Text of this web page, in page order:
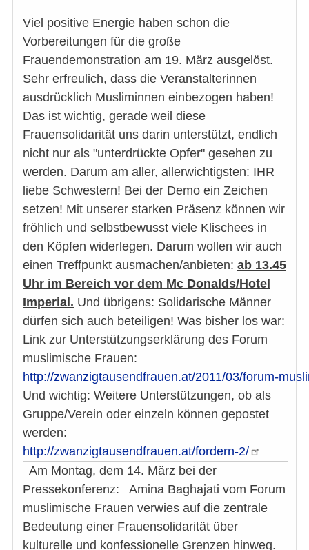
Viel positive Energie haben schon die
Vorbereitungen für die große
Frauendemonstration am 19. März ausgelöst.
Sehr erfreulich, dass die Veranstalterinnen
ausdrücklich Musliminnen einbezogen haben!
Das ist wichtig, gerade weil diese
Frauensolidarität uns darin unterstützt, endlich
nicht nur als "unterdrückte Opfer" gesehen zu
werden. Darum am aller, allerwichtigsten: IHR
liebe Schwestern! Bei der Demo ein Zeichen
setzen! Mit unserer starken Präsenz können wir
fröhlich und selbstbewusst viele Klischees in
den Köpfen widerlegen. Darum wollen wir auch
einen Treffpunkt ausmachen/anbieten: ab 13.45
Uhr im Bereich vor dem Mc Donalds/Hotel
Imperial. Und übrigens: Solidarische Männer
dürfen sich auch beteiligen! Was bisher los war:
Link zur Unterstützungserklärung des Forum
muslimische Frauen:
http://zwanzigtausendfrauen.at/2011/03/forum-
Und wichtig: Weitere Unterstützungen, ob als
Gruppe/Verein oder einzeln können gepostet
werden:
http://zwanzigtausendfrauen.at/fordern-2/
Am Montag, dem 14. März bei der
Pressekonferenz: Amina Baghajati vom Forum
muslimische Frauen verwies auf die zentrale
Bedeutung einer Frauensolidarität über
kulturelle und konfessionelle Grenzen hinweg.